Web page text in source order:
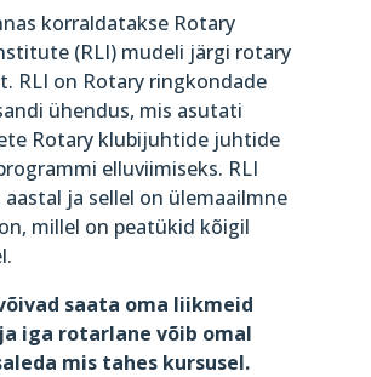
korraldatakse Rotary
(RLI) mudeli järgi rotary
RLI on Rotary ringkondade
ühendus, mis asutati
Rotary klubijuhtide juhtide
elluviimiseks. RLI
ja sellel on ülemaailmne
millel on peatükid kõigil
saata oma liikmeid
iga rotarlane võib omal
mis tahes kursusel.